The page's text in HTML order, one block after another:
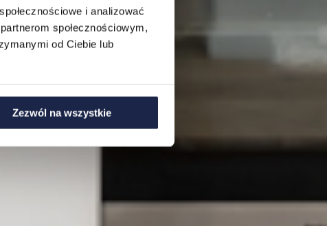
i analizować
społecznościowym,
od Ciebie lub
Zezwól na wszystkie